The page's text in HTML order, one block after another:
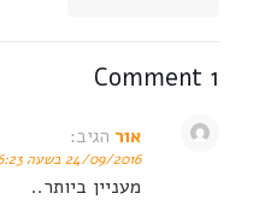
1 Comment
אור הגיב:
24/09/2016 בשעה 6:23 pm
מעניין ביותר..